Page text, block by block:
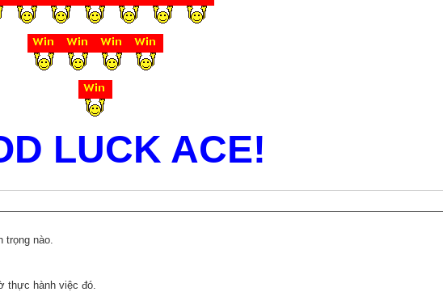
LUCK ACE!
trọng nào.
thực hành việc đó.